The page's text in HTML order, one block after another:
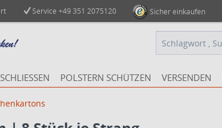
Service +49 351 2075120 Sicher einkaufen
POLSTERN SCHÜTZEN VERSENDEN